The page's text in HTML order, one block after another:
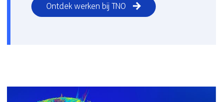
Ontdek werken bij TNO